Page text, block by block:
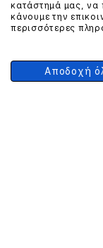
κατάστημά μας, να
κάνουμε την
περισσότερες
Αποδοχή